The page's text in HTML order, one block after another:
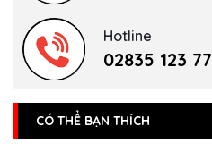
Hotline
02835 123 77
CÓ THỂ BẠN THÍCH